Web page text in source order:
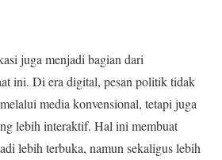
juga menjadi bagian dari
ini. Di era digital, pesan politik tidak
media konvensional, tetapi juga
lebih interaktif. Hal ini membuat
lebih terbuka, namun sekaligus lebih